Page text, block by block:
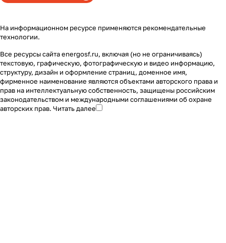
На информационном ресурсе применяются рекомендательные
технологии.
Все ресурсы сайта energosf.ru, включая (но не ограничиваясь)
текстовую, графическую, фотографическую и видео информацию,
структуру, дизайн и оформление страниц, доменное имя,
фирменное наименование являются объектами авторского права и
прав на интеллектуальную собственность, защищены российским
законодательством и международными соглашениями об охране
авторских прав. Читать далее